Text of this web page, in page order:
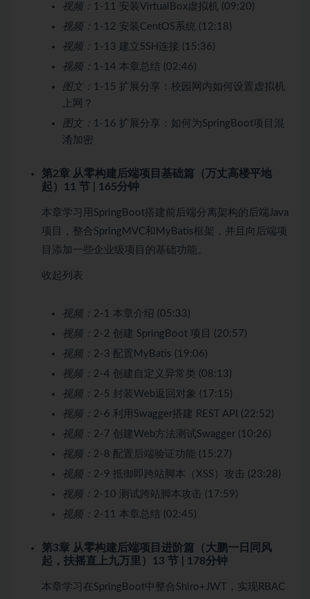
视频： 1-11 安装VirtualBox虚拟机 (09:20)
视频： 1-12 安装CentOS系统 (12:18)
视频： 1-13 建立SSH连接 (15:36)
视频： 1-14 本章总结 (02:46)
图文： 1-15 扩展分享：校园网内如何设置虚拟机
上网？
图文： 1-16 扩展分享：如何为SpringBoot项目混
淆加密
第2章 从零构建后端项目基础篇（万丈高楼平地
起）
11 节 | 165分钟
本章学习用SpringBoot搭建前后端分离架构的后端Java
项目，整合SpringMVC和MyBatis框架，并且向后端项
目添加一些企业级项目的基础功能。
收起列表
视频： 2-1 本章介绍 (05:33)
视频： 2-2 创建 SpringBoot 项目 (20:57)
视频： 2-3 配置MyBatis (19:06)
视频： 2-4 创建自定义异常类 (08:13)
视频： 2-5 封装Web返回对象 (17:15)
视频： 2-6 利用Swagger搭建 REST API (22:52)
视频： 2-7 创建Web方法测试Swagger (10:26)
视频： 2-8 配置后端验证功能 (15:27)
视频： 2-9 抵御即跨站脚本（XSS）攻击 (23:28)
视频： 2-10 测试跨站脚本攻击 (17:59)
视频： 2-11 本章总结 (02:45)
第3章 从零构建后端项目进阶篇（大鹏一日同风
起，扶摇直上九万里）
13 节 | 178分钟
本章学习在SpringBoot中整合Shiro+JWT，实现RBAC